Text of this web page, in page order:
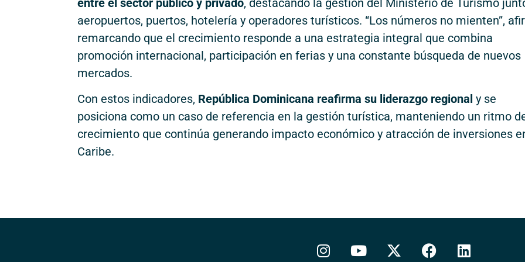
aeropuertos, puertos, hotelería y operadores turísticos. “Los números no mienten”,
remarcando que el crecimiento responde a una estrategia integral que combina
promoción internacional, participación en ferias y una constante búsqueda de nuevos
mercados.
Con estos indicadores, República Dominicana reafirma su liderazgo regional y se
posiciona como un caso de referencia en la gestión turística, manteniendo un ritmo
crecimiento que continúa generando impacto económico y atracción de inversiones
Caribe.